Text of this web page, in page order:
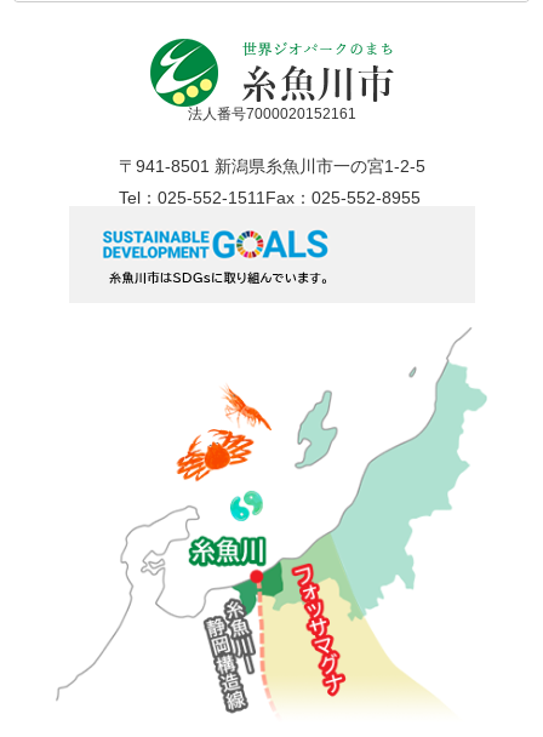
法人番号7000020152161
〒941-8501 新潟県糸魚川市一の宮1-2-5
Tel：025-552-1511 Fax：025-552-8955